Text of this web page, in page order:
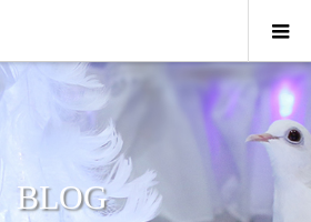
BLOG